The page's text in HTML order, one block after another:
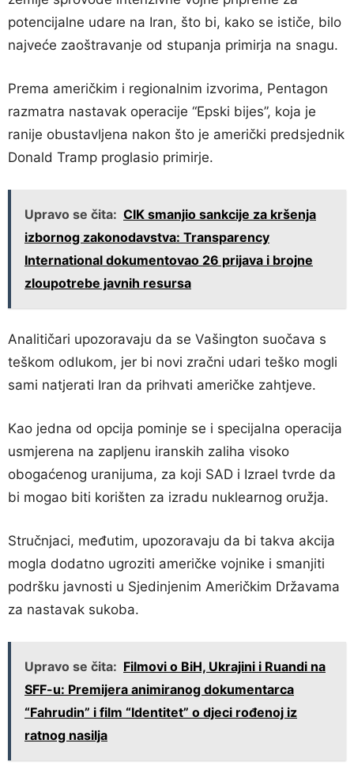
potencijalne udare na Iran, što bi, kako se ističe, bilo
najveće zaoštravanje od stupanja primirja na snagu.
Prema američkim i regionalnim izvorima, Pentagon
razmatra nastavak operacije “Epski bijes”, koja je
ranije obustavljena nakon što je američki predsjednik
Donald Tramp proglasio primirje.
Upravo se čita: CIK smanjio sankcije za kršenja
izbornog zakonodavstva: Transparency
International dokumentovao 26 prijava i brojne
zloupotrebe javnih resursa
Analitičari upozoravaju da se Vašington suočava s
teškom odlukom, jer bi novi zračni udari teško mogli
sami natjerati Iran da prihvati američke zahtjeve.
Kao jedna od opcija pominje se i specijalna operacija
usmjerena na zapljenu iranskih zaliha visoko
obogaćenog uranijuma, za koji SAD i Izrael tvrde da
bi mogao biti korišten za izradu nuklearnog oružja.
Stručnjaci, međutim, upozoravaju da bi takva akcija
mogla dodatno ugroziti američke vojnike i smanjiti
podršku javnosti u Sjedinjenim Američkim Državama
za nastavak sukoba.
Upravo se čita: Filmovi o BiH, Ukrajini i Ruandi na
SFF-u: Premijera animiranog dokumentarca
“Fahrudin” i film “Identitet” o djeci rođenoj iz
ratnog nasilja